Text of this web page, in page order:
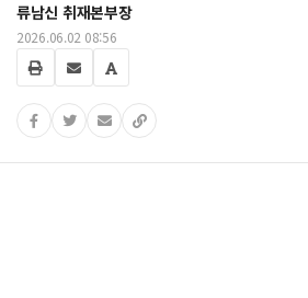
류남신 취재본부장
2026.06.02 08:56